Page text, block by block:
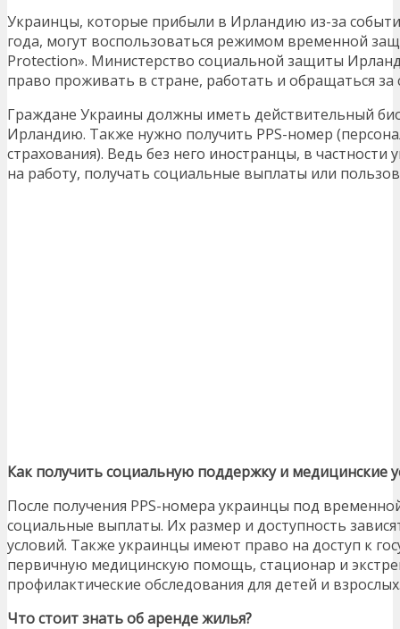
Украинцы, которые прибыли в Ирландию из-за
года, могут воспользоваться режимом временной
Protection». Министерство социальной защиты
право проживать в стране, работать и обращаться
Граждане Украины должны иметь действительный
Ирландию. Также нужно получить PPS-номер
страхования). Ведь без него иностранцы, в частности
на работу, получать социальные выплаты или
Как получить социальную поддержку и медицинские
После получения PPS-номера украинцы под
социальные выплаты. Их размер и доступность
условий. Также украинцы имеют право на доступ к
первичную медицинскую помощь, стационар и
профилактические обследования для детей и
Что стоит знать об аренде жилья?